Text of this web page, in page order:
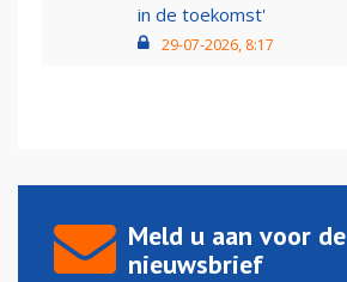
in de toekomst'
29-07-2026, 8:17
Meld u aan voor de
nieuwsbrief